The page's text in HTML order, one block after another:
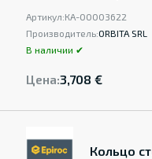
Артикул:КА-00003622
Производитель:ORBITA SRL
В наличии ✔
Цена:3,708 €
Кольцо